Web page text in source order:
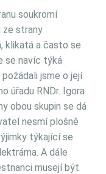
soukromí
ze strany
klikatá a často se
se navíc týká
jsme o její
úřadu RNDr. Igora
obou skupin se dá
nesmí plošně
týkající se
A dále
musejí být